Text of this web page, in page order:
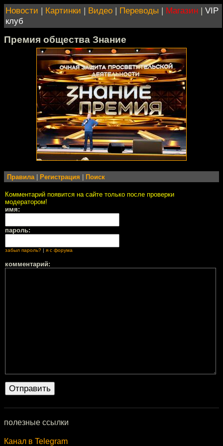
Новости | Картинки | Видео | Переводы | Магазин | VIP
клуб
Премия общества Знание
Правила Регистрация Поиск
Комментарий появится на сайте только после проверки
модератором!
имя:
пароль:
забыл пароль? | я с форума
комментарий:
полезные ссылки
Канал в Telegram